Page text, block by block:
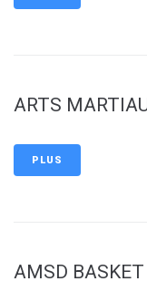
ARTS
PLUS
AMSD BASKET